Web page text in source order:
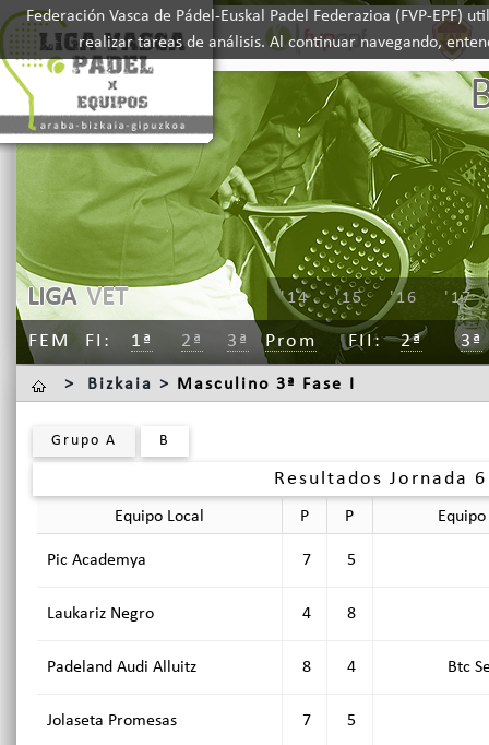
Federación Vasca de Pádel-Euskal Padel Federazioa (FVP-
realizar tareas de análisis. Al continuar navegando,
LIGA VET '17
'16
'15
'14
FEM FI 1ª 2ª 3ª Prom FII 2ª 3ª
> Bizkaia > Masculino 3ª Fase I
Grupo A B
Resultados Jornada
Equipo Local P P
Pic Academya 7 5
Laukariz Negro 4 8
Padeland Audi Alluitz 8 4 Btc
Jolaseta Promesas 7 5